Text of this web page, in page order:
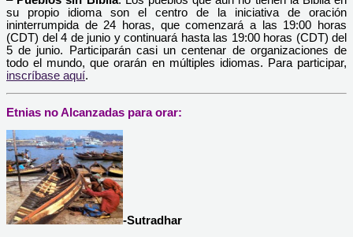
su propio idioma son el centro de la iniciativa de oración
ininterrumpida de 24 horas, que comenzará a las 19:00 horas
(CDT) del 4 de junio y continuará hasta las 19:00 horas (CDT) del
5 de junio. Participarán casi un centenar de organizaciones de
todo el mundo, que orarán en múltiples idiomas. Para participar,
inscríbase aquí.
Etnias no Alcanzadas para orar:
-Sutradhar